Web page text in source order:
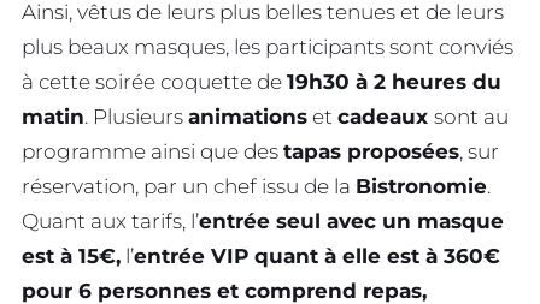
Ainsi, vêtus de leurs plus belles tenues et de leurs
plus beaux masques, les participants sont conviés
à cette soirée coquette de 19h30 à 2 heures du
matin. Plusieurs animations et cadeaux sont au
programme ainsi que des tapas proposées, sur
réservation, par un chef issu de la Bistronomie.
Quant aux tarifs, l’entrée seul avec un masque
est à 15€, l’entrée VIP quant à elle est à 360€
pour 6 personnes et comprend repas,